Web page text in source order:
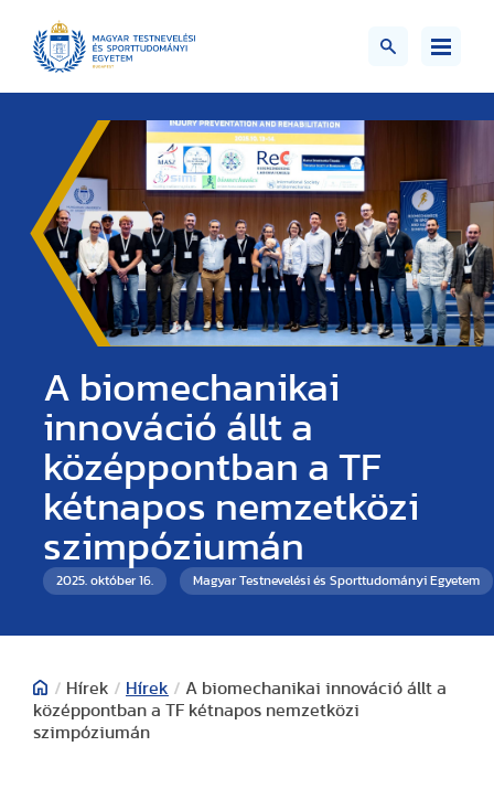
A biomechanikai
innováció állt a
középpontban a TF
kétnapos nemzetközi
szimpóziumán
2025. október 16. Magyar Testnevelési és Sporttudományi Egyetem
/ Hírek / Hírek / A biomechanikai innováció állt a
középpontban a TF kétnapos nemzetközi
szimpóziumán